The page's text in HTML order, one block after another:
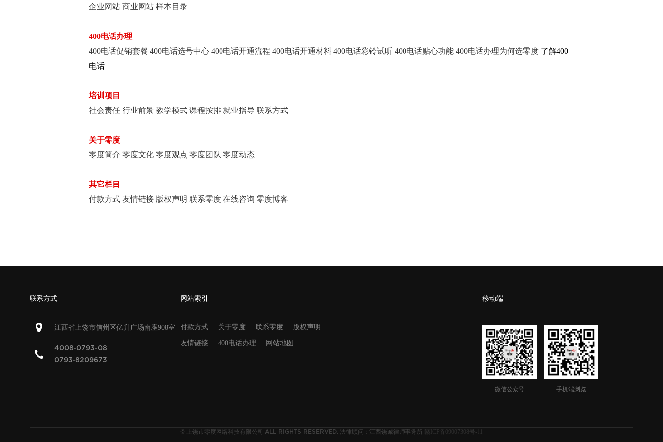
企业网站 商业网站 样本目录
400电话办理
400电话促销套餐 400电话选号中心 400电话开通流程 400电话开通材料 400电话彩铃试听 400电话贴心功能 400电话办理为何选零度 了解400
电话
培训项目
社会责任 行业前景 教学模式 课程按排 就业指导 联系方式
关于零度
零度简介 零度文化 零度观点 零度团队 零度动态
其它栏目
付款方式 友情链接 版权声明 联系零度 在线咨询 零度博客
联系方式
江西省上饶市信州区亿升广场南座908室
4008-0793-08
0793-8209673
网站索引
付款方式 关于零度 联系零度 版权声明
友情链接 400电话办理 网站地图
移动端
微信公众号 手机端浏览
© 上饶市零度网络科技有限公司 ALL RIGHTS RESERVED. 法律顾问：江西饶诚律师事务所 赣ICP备09007308号-11